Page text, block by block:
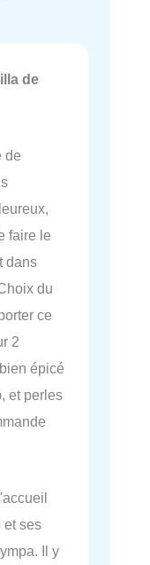
de
de
faire le
dans
du
ce
2
épicé
et perles
et ses
Il y